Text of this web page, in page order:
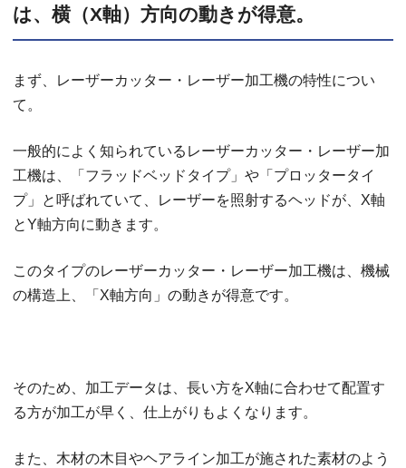
は、横（X軸）方向の動きが得意。
まず、レーザーカッター・レーザー加工機の特性につい
て。
一般的によく知られているレーザーカッター・レーザー加
工機は、「フラッドベッドタイプ」や「プロッタータイ
プ」と呼ばれていて、レーザーを照射するヘッドが、X軸
とY軸方向に動きます。
このタイプのレーザーカッター・レーザー加工機は、機械
の構造上、「X軸方向」の動きが得意です。
そのため、加工データは、長い方をX軸に合わせて配置す
る方が加工が早く、仕上がりもよくなります。
また、木材の木目やヘアライン加工が施された素材のよう